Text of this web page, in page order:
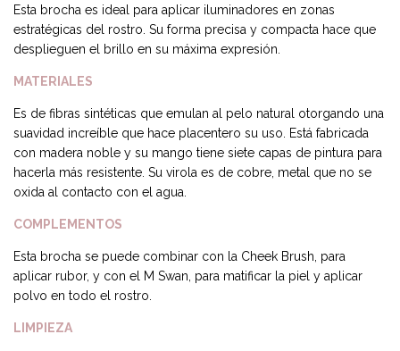
Esta brocha es ideal para aplicar iluminadores en zonas
estratégicas del rostro. Su forma precisa y compacta hace que
desplieguen el brillo en su máxima expresión.
MATERIALES
Es de fibras sintéticas que emulan al pelo natural otorgando una
suavidad increíble que hace placentero su uso. Está fabricada
con madera noble y su mango tiene siete capas de pintura para
hacerla más resistente. Su virola es de cobre, metal que no se
oxida al contacto con el agua.
COMPLEMENTOS
Esta brocha se puede combinar con la Cheek Brush, para
aplicar rubor, y con el M Swan, para matificar la piel y aplicar
polvo en todo el rostro.
LIMPIEZA